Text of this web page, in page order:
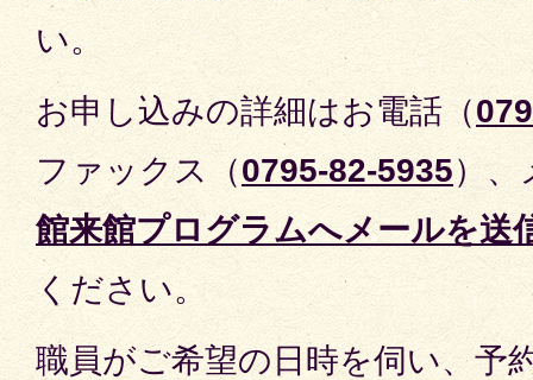
い。
お申し込みの詳細はお電話（
ファックス（0795-82-5935）、
館来館プログラムへメールを送
ください。
職員がご希望の日時を伺い、予